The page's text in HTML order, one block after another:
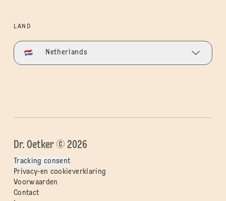
LAND
Netherlands
Dr. Oetker © 2026
Tracking consent
Privacy-en cookieverklaring
Voorwaarden
Contact